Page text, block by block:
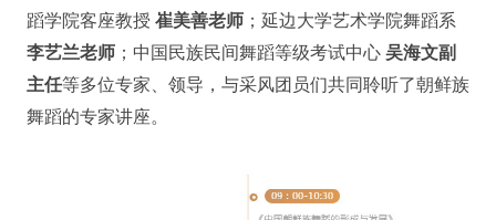
蹈学院客座教授 崔美善老师；延边大学艺术学院舞蹈系
李艺兰老师；中国民族民间舞蹈等级考试中心 吴海文副
主任等多位专家、领导，与采风团员们共同聆听了朝鲜族
舞蹈的专家讲座。